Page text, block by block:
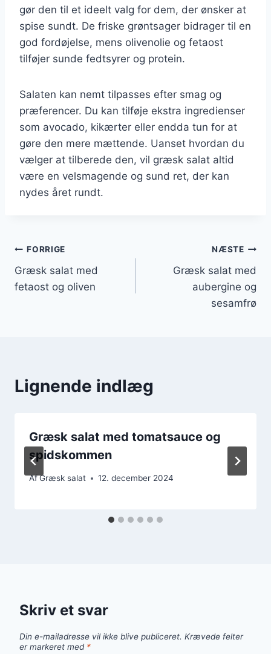
gør den til et ideelt valg for dem, der ønsker at
spise sundt. De friske grøntsager bidrager til en
god fordøjelse, mens olivenolie og fetaost
tilføjer sunde fedtsyrer og protein.
Salaten kan nemt tilpasses efter smag og
præferencer. Du kan tilføje ekstra ingredienser
som avocado, kikærter eller endda tun for at
gøre den mere mættende. Uanset hvordan du
vælger at tilberede den, vil græsk salat altid
være en velsmagende og sund ret, der kan
nydes året rundt.
Indlægsnavigation
FORRIGE
Græsk salat med
fetaost og oliven
NÆSTE
Græsk salat med
aubergine og
sesamfrø
Lignende indlæg
Græsk salat med tomatsauce og
spidskommen
AfGræsk salat 12. december 2024
Skriv et svar
Din e-mailadresse vil ikke blive publiceret. Krævede felter
er markeret med *